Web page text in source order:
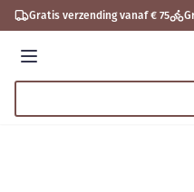
Ga naar de inhoud
Gratis verzending vanaf € 75
Menu